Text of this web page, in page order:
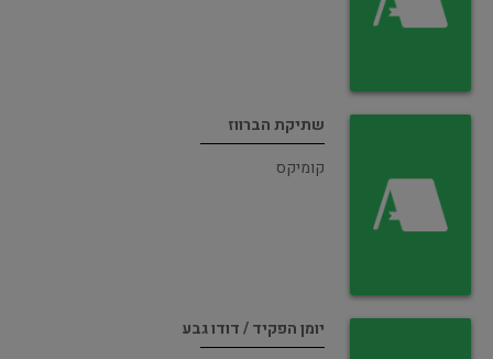
שתיקת הברווז
קומיקס
יומן הפקיד / דודו גבע